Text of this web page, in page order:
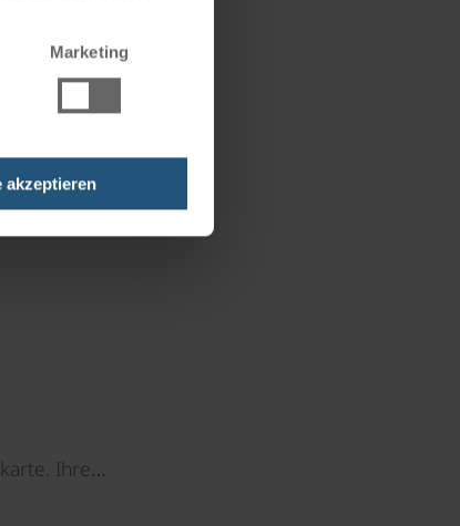
Marketing
akzeptieren
Ihre…